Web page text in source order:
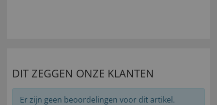
DIT ZEGGEN ONZE KLANTEN
Er zijn geen beoordelingen voor dit artikel.